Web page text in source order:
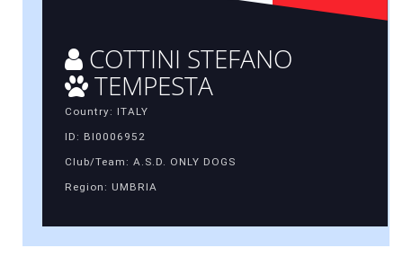
COTTINI STEFANO
TEMPESTA
Country: ITALY
ID: BI0006952
Club/Team: A.S.D. ONLY DOGS
Region: UMBRIA